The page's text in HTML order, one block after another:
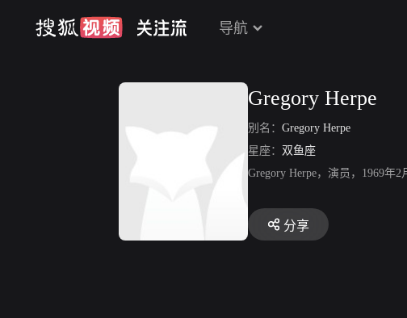
导航
Gregory Herpe
别名： Gregory Herpe
星座： 双鱼座
Gregory Herpe，演员，1969年
分享